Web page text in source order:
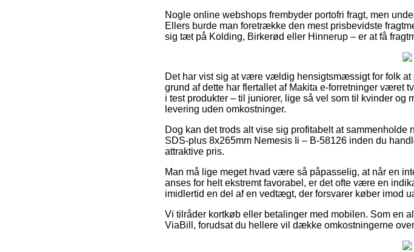
Nogle online webshops frembyder portofri fragt, men
Ellers burde man foretrække den mest prisbevidste
sig tæt på Kolding, Birkerød eller Hinnerup – er at få
Det har vist sig at være vældig hensigtsmæssigt for folk
grund af dette har flertallet af Makita e-forretninger været
i test produkter – til juniorer, lige så vel som til kvinder
levering uden omkostninger.
Dog kan det trods alt vise sig profitabelt at
SDS-plus 8x265mm Nemesis Ii – B-58126 inden du
attraktive pris.
Man må lige meget hvad være så påpasselig, at når en
anses for helt ekstremt favorabel, er det ofte være en
imidlertid en del af en vedtægt, der forsvarer køber imod
Vi tilråder kortkøb eller betalinger med mobilen. Som en
ViaBill, forudsat du hellere vil dække omkostningerne